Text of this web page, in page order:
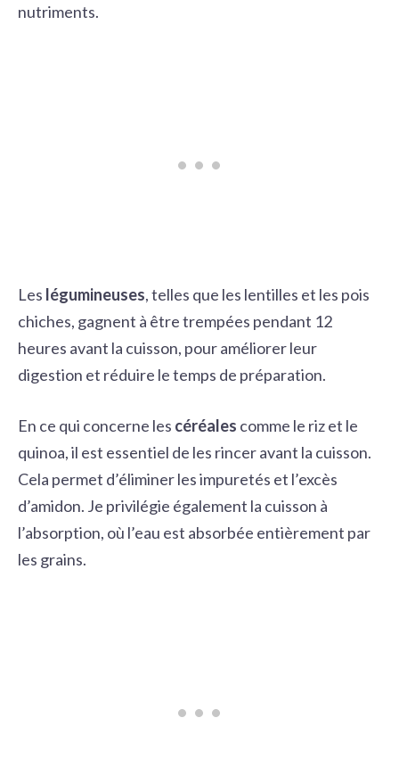
nutriments.
Les légumineuses, telles que les lentilles et les pois
chiches, gagnent à être trempées pendant 12
heures avant la cuisson, pour améliorer leur
digestion et réduire le temps de préparation.
En ce qui concerne les céréales comme le riz et le
quinoa, il est essentiel de les rincer avant la cuisson.
Cela permet d’éliminer les impuretés et l’excès
d’amidon. Je privilégie également la cuisson à
l’absorption, où l’eau est absorbée entièrement par
les grains.